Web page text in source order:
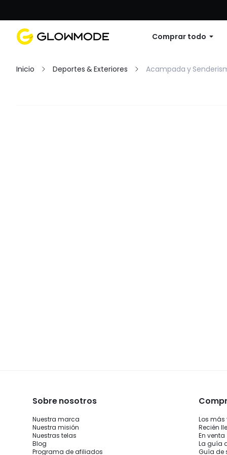
Comprar todo
Inicio Deportes & Exteriores Acampada y
Sobre nosotros
Nuestra marca
Nuestra misión
Nuestras telas
Blog
Programa de afiliados
Los
Recién
En venta
La guía
Guía de